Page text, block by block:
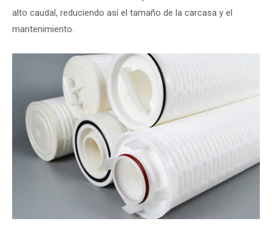
alto caudal, reduciendo así el tamaño de la carcasa y el
mantenimiento.